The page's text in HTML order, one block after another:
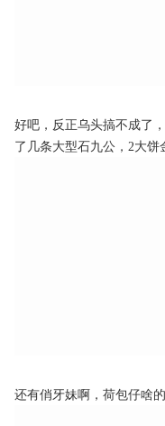
好吧，反正乌头搞不成了
了几条大型石九公，2大饼
还有俏牙妹啊，荷包仔啥的